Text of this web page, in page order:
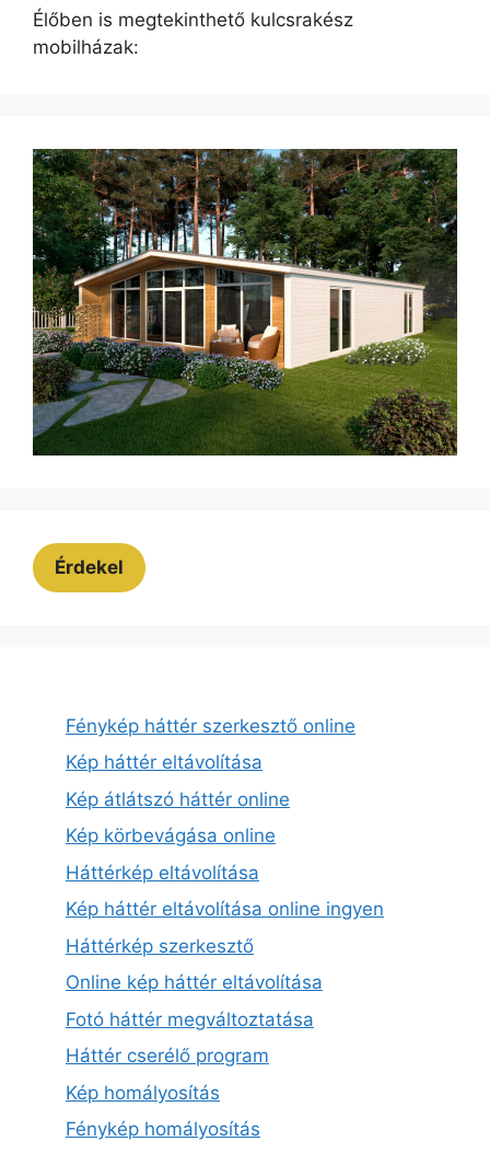
Élőben is megtekinthető kulcsrakész
mobilházak:
Érdekel
Fénykép háttér szerkesztő online
Kép háttér eltávolítása
Kép átlátszó háttér online
Kép körbevágása online
Háttérkép eltávolítása
Kép háttér eltávolítása online ingyen
Háttérkép szerkesztő
Online kép háttér eltávolítása
Fotó háttér megváltoztatása
Háttér cserélő program
Kép homályosítás
Fénykép homályosítás